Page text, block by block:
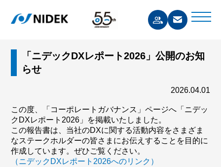
「ニデックDXレポート2026」公開のお知
らせ
2026.04.01
この度、「コーポレートガバナンス」ページへ「ニデッ
クDXレポート2026」を掲載いたしました。
この報告書は、当社のDXに関する活動内容をさまざま
なステークホルダーの皆さまにお伝えすることを目的に
作成しています。ぜひご覧ください。
（ニデックDXレポート2026へのリンク）